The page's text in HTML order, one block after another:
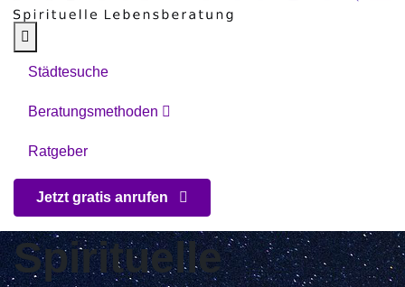
Städtesuche
Beratungsmethoden
Ratgeber
Jetzt gratis anrufen
Spirituelle